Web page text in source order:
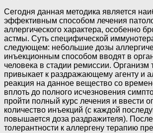
Сегодня данная методика является
эффективным способом лечения
аллергического характера, особенно
астмы. Суть специфической
следующем: небольшие дозы
инъекционным способом вводят в
человека в стадии ремиссии. Организм
привыкает к раздражающему агенту и
реакция на данное вещество со
вплоть до полного исчезновения
пройти полный курс лечения и ввести
количество инъекций (с каждой
повышается доза раздражителя).
толерантности к аллергену терапию